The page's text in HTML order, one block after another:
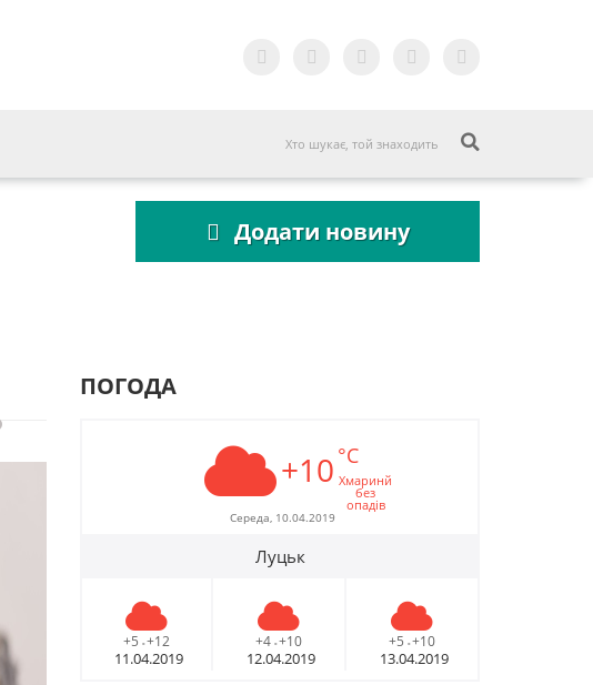
Додати новину
ПОГОДА
+10 °C
Хмаринй
без
опадів
Середа, 10.04.2019
Луцьк
+5 - +12
11.04.2019
+4 - +10
12.04.2019
+5 - +10
13.04.2019